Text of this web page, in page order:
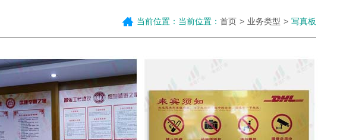
当前位置：当前位置： 首页 业务类型 写真板